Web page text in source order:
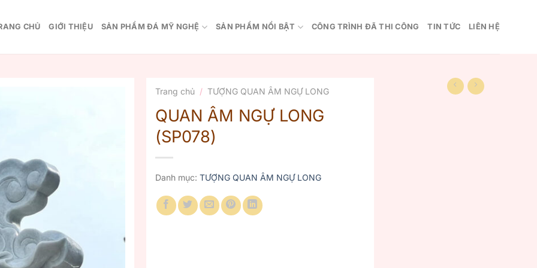
CHỦ GIỚI THIỆU SẢN PHẨM ĐÁ MỸ NGHỆ SẢN PHẨM NỔI BẬT CÔNG TRÌNH ĐÃ THI CÔNG TIN TỨC LIÊN HỆ
Trang chủ / TƯỢNG QUAN ÂM NGỰ LONG
QUAN ÂM NGỰ LONG
(SP078)
Danh mục: TƯỢNG QUAN ÂM NGỰ LONG